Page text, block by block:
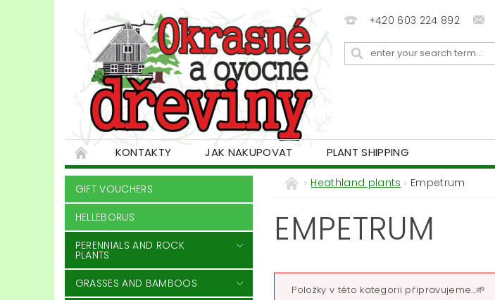
+420 603 224 892
KONTAKTY JAK NAKUPOVAT PLANT SHIPPING
GIFT VOUCHERS
HELLEBORUS
PERENNIALS AND ROCK
PLANTS
GRASSES AND BAMBOOS
Heathland plants Empetrum
EMPETRUM
Položky v této kategorii připravujeme...🌱